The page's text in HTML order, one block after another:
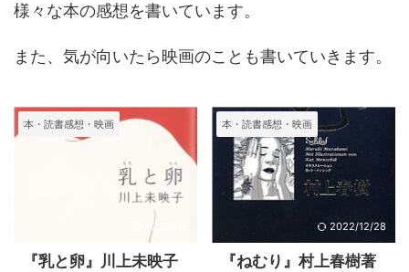
様々な本の感想を書いています。
また、気が向いたら映画のことも書いていきます。
本・読書感想・映画
2023/1/5
『乳と卵』川上未映子
本・読書感想・映画
2022/12/28
『ねむり』村上春樹著